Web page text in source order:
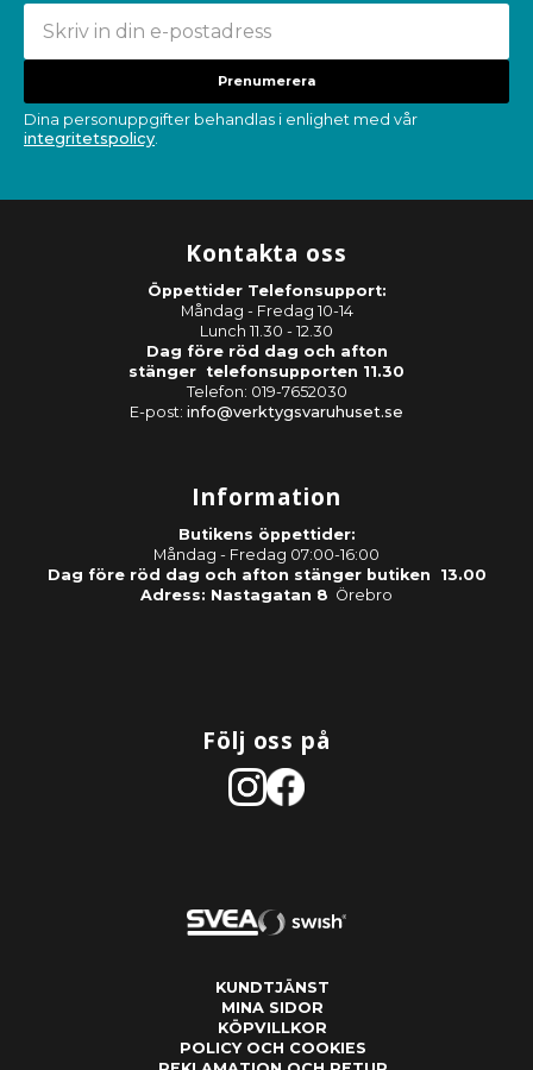
Prenumerera
Dina personuppgifter behandlas i enlighet med vår
integritetspolicy.
Kontakta oss
Öppettider Telefonsupport:
Måndag - Fredag 10-14
Lunch 11.30 - 12.30
Dag före röd dag och afton
stänger telefonsupporten 11.30
Telefon: 019-7652030
E-post: info@verktygsvaruhuset.se
Information
Butikens öppettider:
Måndag - Fredag 07:00-16:00
Dag före röd dag och afton stänger butiken 13.00
Adress: Nastagatan 8 Örebro
Följ oss på
KUNDTJÄNST
MINA SIDOR
KÖPVILLKOR
POLICY OCH COOKIES